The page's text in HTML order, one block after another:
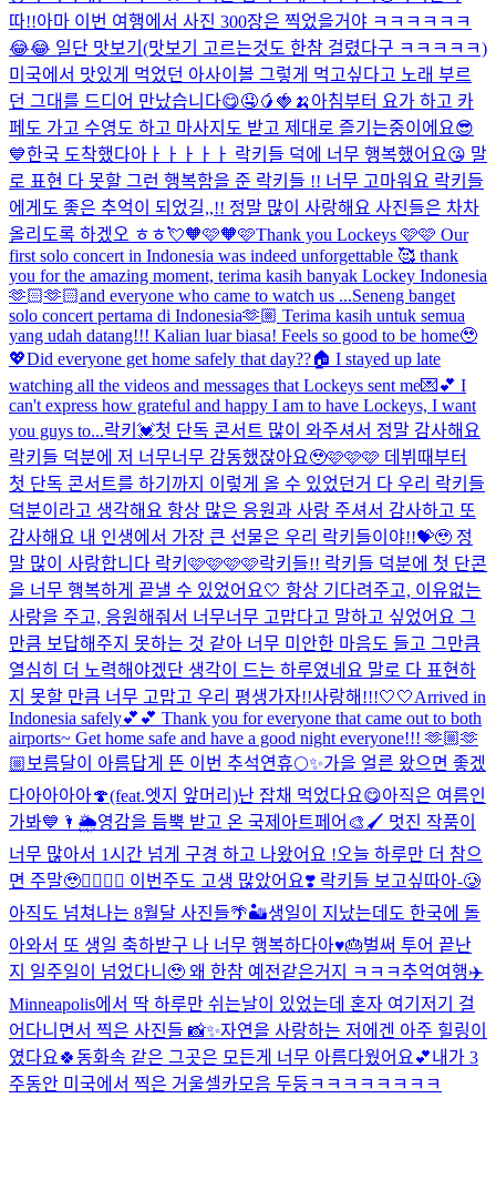
따!!아마 이번 여행에서 사진 300장은 찍었을거야 ㅋㅋㅋㅋㅋㅋ
😂😂 일단 맛보기(맛보기 고르는것도 한참 걸렸다구 ㅋㅋㅋㅋㅋ)
미국에서 맛있게 먹었던 아사이볼 그렇게 먹고싶다고 노래 부르
던 그대를 드디어 만났습니다😋🤤🥭🍓🍌 아침부터 요가 하고 카
페도 가고 수영도 하고 마사지도 받고 제대로 즐기는중이에요😎
💙한국 도착했다아ㅏㅏㅏㅏㅏ 락키들 덕에 너무 행복했어요😘 말
로 표현 다 못할 그런 행복함을 준 락키들 !! 너무 고마워요 락키들
에게도 좋은 추억이 되었길,,!! 정말 많이 사랑해요 사진들은 차차
올리도록 하겠오 ㅎㅎ💘🧡🩷🧡🩷Thank you Lockeys 🩷🩷 Our
first solo concert in Indonesia was indeed unforgettable 🥰 thank
you for the amazing moment, terima kasih banyak Lockey Indonesia
🫶🏻🫶🏻and everyone who came to watch us ...Seneng banget
solo concert pertama di Indonesia🫶🏼 Terima kasih untuk semua
yang udah datang!!! Kalian luar biasa! Feels so good to be home🥹
💖Did everyone get home safely that day??🏠 I stayed up late
watching all the videos and messages that Lockeys sent me💌💕 I
can't express how grateful and happy I am to have Lockeys, I want
you guys to...락키💓첫 단독 콘서트 많이 와주셔서 정말 감사해요
락키들 덕분에 저 너무너무 감동했잖아요🥹🩷🩷🩷 데뷔때부터
첫 단독 콘서트를 하기까지 이렇게 올 수 있었던거 다 우리 락키들
덕분이라고 생각해요 항상 많은 응원과 사랑 주셔서 감사하고 또
감사해요 내 인생에서 가장 큰 선물은 우리 락키들이야!!💝🥹 정
말 많이 사랑합니다 락키🩷🩷🩷🩷락키들!! 락키들 덕분에 첫 단콘
을 너무 행복하게 끝낼 수 있었어요🤍 항상 기다려주고, 이유없는
사랑을 주고, 응원해줘서 너무너무 고맙다고 말하고 싶었어요 그
만큼 보답해주지 못하는 것 같아 너무 미안한 마음도 들고 그만큼
열심히 더 노력해야겠단 생각이 드는 하루였네요 말로 다 표현하
지 못할 만큼 너무 고맙고 우리 평생가자!!사랑해!!!🤍🤍Arrived in
Indonesia safely💕💕 Thank you for everyone that came out to both
airports~ Get home safe and have a good night everyone!!! 🫶🏼🫶
🏼 보름달이 아름답게 뜬 이번 추석연휴🌕✨가을 얼른 왔으면 좋겠
다아아아아🍄(feat.엣지 앞머리)난 잡채 먹었다요😋아직은 여름인
가봐💙🌂🌦️영감을 듬뿍 받고 온 국제아트페어🎨🖌️ 멋진 작품이
너무 많아서 1시간 넘게 구경 하고 나왔어요 !오늘 하루만 더 참으
면 주말🥹❤️‍🔥❤️‍🔥 이번주도 고생 많았어요❣️ 락키들 보고싶따아-🥲
아직도 넘쳐나는 8월달 사진들🌴🏜️생일이 지났는데도 한국에 돌
아와서 또 생일 축하받구 나 너무 행복하다아♥️🎂벌써 투어 끝난
지 일주일이 넘었다니🥹 왜 한참 예전같은거지 ㅋㅋㅋ추억여행✈️
Minneapolis에서 딱 하루만 쉬는날이 있었는데 혼자 여기저기 걸
어다니면서 찍은 사진들 📸✨자연을 사랑하는 저에겐 아주 힐링이
였다요🍀동화속 같은 그곳은 모든게 너무 아름다웠어요💕내가 3
주동안 미국에서 찍은 거울셀카모음 두둥ㅋㅋㅋㅋㅋㅋㅋㅋ